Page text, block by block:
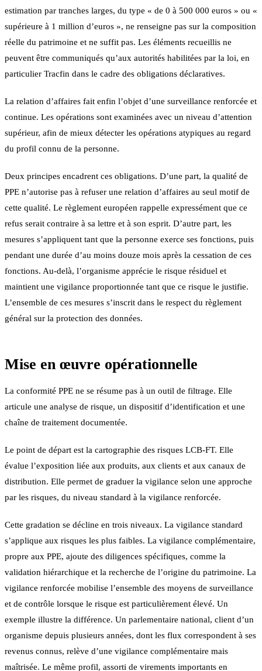
estimation par tranches larges, du type « de 0 à 500 000 euros » ou «
supérieure à 1 million d’euros », ne renseigne pas sur la composition
réelle du patrimoine et ne suffit pas. Les éléments recueillis ne
peuvent être communiqués qu’aux autorités habilitées par la loi, en
particulier Tracfin dans le cadre des obligations déclaratives.
La relation d’affaires fait enfin l’objet d’une surveillance renforcée et
continue. Les opérations sont examinées avec un niveau d’attention
supérieur, afin de mieux détecter les opérations atypiques au regard
du profil connu de la personne.
Deux principes encadrent ces obligations. D’une part, la qualité de
PPE n’autorise pas à refuser une relation d’affaires au seul motif de
cette qualité. Le règlement européen rappelle expressément que ce
refus serait contraire à sa lettre et à son esprit. D’autre part, les
mesures s’appliquent tant que la personne exerce ses fonctions, puis
pendant une durée d’au moins douze mois après la cessation de ces
fonctions. Au-delà, l’organisme apprécie le risque résiduel et
maintient une vigilance proportionnée tant que ce risque le justifie.
L’ensemble de ces mesures s’inscrit dans le respect du règlement
général sur la protection des données.
Mise en œuvre opérationnelle
La conformité PPE ne se résume pas à un outil de filtrage. Elle
articule une analyse de risque, un dispositif d’identification et une
chaîne de traitement documentée.
Le point de départ est la cartographie des risques LCB-FT. Elle
évalue l’exposition liée aux produits, aux clients et aux canaux de
distribution. Elle permet de graduer la vigilance selon une approche
par les risques, du niveau standard à la vigilance renforcée.
Cette gradation se décline en trois niveaux. La vigilance standard
s’applique aux risques les plus faibles. La vigilance complémentaire,
propre aux PPE, ajoute des diligences spécifiques, comme la
validation hiérarchique et la recherche de l’origine du patrimoine. La
vigilance renforcée mobilise l’ensemble des moyens de surveillance
et de contrôle lorsque le risque est particulièrement élevé. Un
exemple illustre la différence. Un parlementaire national, client d’un
organisme depuis plusieurs années, dont les flux correspondent à ses
revenus connus, relève d’une vigilance complémentaire mais
maîtrisée. Le même profil, assorti de virements importants en